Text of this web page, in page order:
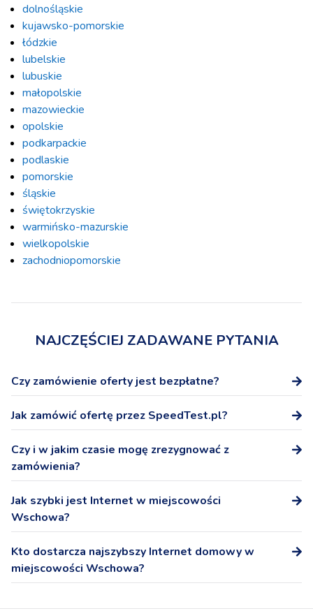
dolnośląskie
kujawsko-pomorskie
łódzkie
lubelskie
lubuskie
małopolskie
mazowieckie
opolskie
podkarpackie
podlaskie
pomorskie
śląskie
świętokrzyskie
warmińsko-mazurskie
wielkopolskie
zachodniopomorskie
NAJCZĘŚCIEJ ZADAWANE PYTANIA
Czy zamówienie oferty jest bezpłatne?
Tak, zamówienie oferty na stronie SpeedTest.pl nie wiąże
się z żadnymi dodatkowymi kosztami.
Jak zamówić ofertę przez SpeedTest.pl?
Po wybraniu oferty podaj numer telefonu, a przedstawicel
Operatora skontaktuje się z Tobą niezwłocznie w celu
potwierdzenia warunków oferty i podpisania umowy.
Czy i w jakim czasie mogę zrezygnować z
zamówienia?
W ciągu 14 dni możesz odstąpić od podpisanej na
odległość umowy bez podania przyczyny.
Jak szybki jest Internet w miejscowości
Wschowa?
Internet domowy - pobieranie: 69,2 Mb/s, wysyłanie:
26,9 Mb/s
Kto dostarcza najszybszy Internet domowy w
miejscowości Wschowa?